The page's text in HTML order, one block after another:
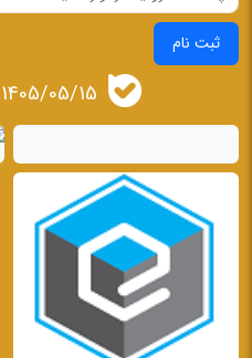
ثبت نام
1405/05/15 پنج شنبه